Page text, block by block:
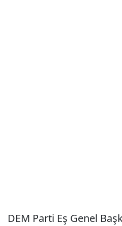
DEM Parti Eş Genel